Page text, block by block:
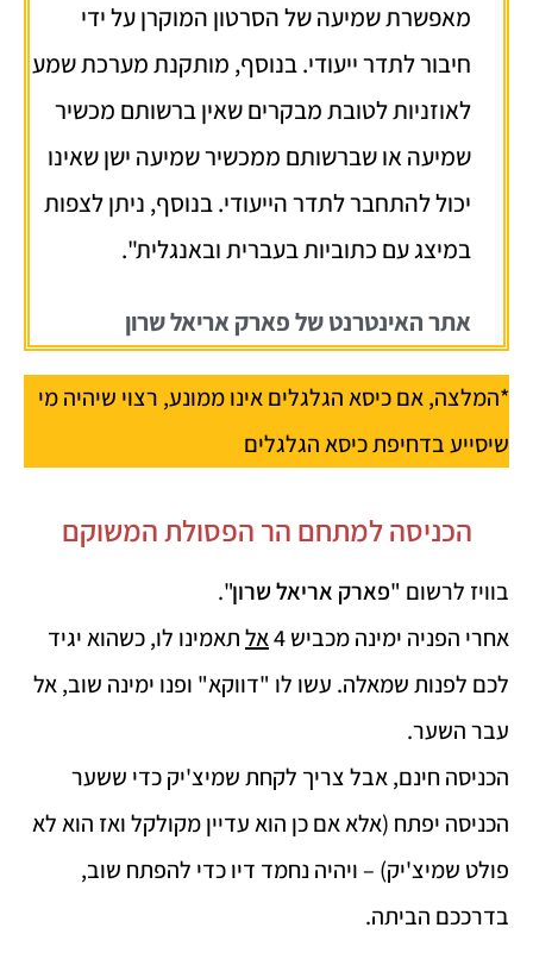
מאפשרת שמיעה של הסרטון המוקרן על ידי
חיבור לתדר ייעודי. בנוסף, מותקנת מערכת שמע
לאוזניות לטובת מבקרים שאין ברשותם מכשיר
שמיעה או שברשותם ממכשיר שמיעה ישן שאינו
יכול להתחבר לתדר הייעודי. בנוסף, ניתן לצפות
במיצג עם כתוביות בעברית ובאנגלית".
אתר האינטרנט של פארק אריאל שרון
*המלצה, אם כיסא הגלגלים אינו ממונע, רצוי שיהיה מי
שיסייע בדחיפת כיסא הגלגלים
הכניסה למתחם הר הפסולת המשוקם
בוויז לרשום "פארק אריאל שרון".
אחרי הפניה ימינה מכביש 4
אלתאמינו לו, כשהוא יגיד
לכם לפנות שמאלה. עשו לו "דווקא" ופנו ימינה שוב, אל
עבר השער.
הכניסה חינם, אבל צריך לקחת שמיצ'יק כדי ששער
הכניסה יפתח (אלא אם כן הוא עדיין מקולקל ואז הוא לא
פולט שמיצ'יק) – ויהיה נחמד דיו כדי להפתח שוב,
בדרככם הביתה.